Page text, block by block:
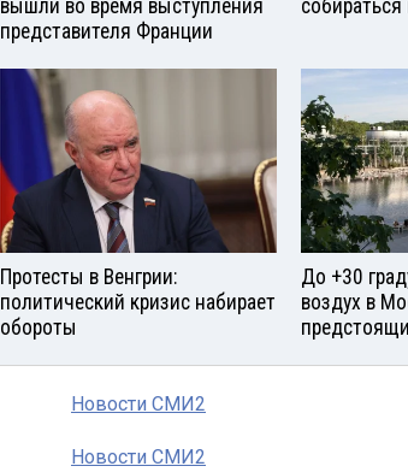
вышли во время выступления
представителя Франции
собираться
Протесты в Венгрии:
политический кризис набирает
обороты
До +30
воздух в
Новости СМИ2
Новости СМИ2